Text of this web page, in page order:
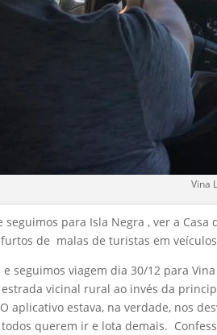
Vina
seguimos para Isla Negra , ver a
de malas de turistas em
seguimos viagem dia 30/12 para
vicinal rural ao invés da
aplicativo estava, na verdade, nos
todos querem ir e lota demais.